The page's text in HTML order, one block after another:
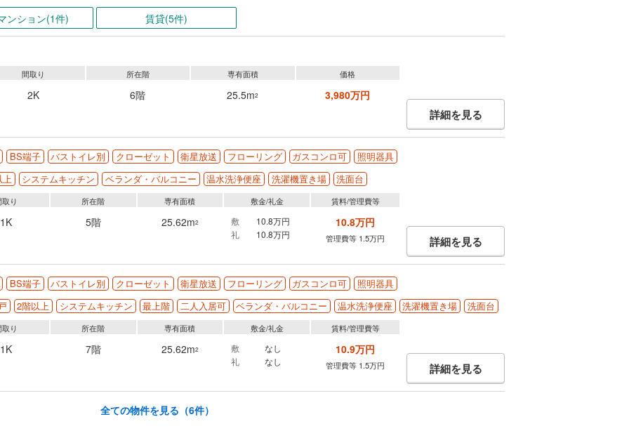
ンション(1件) 賃貸(5件)
価格
3,980万円
専有面積
25.5m2
所在階
6階
間取り
2K
詳細を見る
BS端子 バストイレ別 クローゼット 衛星放送 フローリング ガスコンロ可
照明器具
上
システムキッチン ベランダ・バルコニー 温水洗浄便座 洗濯機置き場 洗面台
賃料/管理費等
10.8万円
管理費等 1.5万円
敷金/礼金
敷
10.8万円
礼
10.8万円
専有面積
25.62m2
所在階
5階
取り
1K
詳細を見る
BS端子 バストイレ別 クローゼット 衛星放送 フローリング ガスコンロ可
照明器具
2階以上 システムキッチン 最上階 二人入居可 ベランダ・バルコニー 温水洗浄便座 洗濯機置き場 洗面台
賃料/管理費等
10.9万円
管理費等 1.5万円
敷金/礼金
敷
なし
礼
なし
専有面積
25.62m2
所在階
7階
取り
1K
詳細を見る
全ての物件を見る （6件）